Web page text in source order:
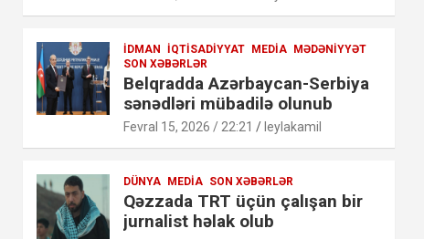
İDMAN İQTISADIYYAT MEDIA MƏDƏNIYYƏT
SON XƏBƏRLƏR
Belqradda Azərbaycan-Serbiya
sənədləri mübadilə olunub
Fevral 15, 2026 / 22:21 leylakamil
DÜNYA MEDIA SON XƏBƏRLƏR
Qəzzada TRT üçün çalışan bir
jurnalist həlak olub